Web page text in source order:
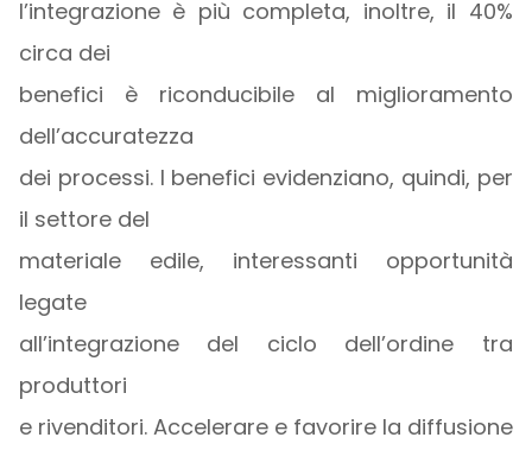
l’integrazione è più completa, inoltre, il 40%
circa dei
benefici è riconducibile al miglioramento
dell’accuratezza
dei processi. I benefici evidenziano, quindi, per
il settore del
materiale edile, interessanti opportunità
legate
all’integrazione del ciclo dell’ordine tra
produttori
e rivenditori. Accelerare e favorire la diffusione